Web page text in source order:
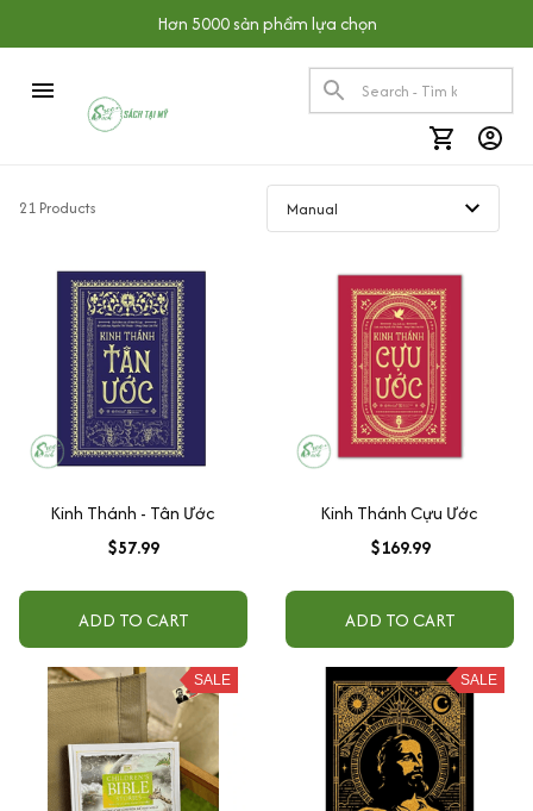
Hơn 5000 sản phẩm lựa chọn
21 Products
Kinh Thánh - Tân Ước
$57.99
ADD TO CART
Kinh Thánh Cựu Ước
$169.99
ADD TO CART
SALE SALE